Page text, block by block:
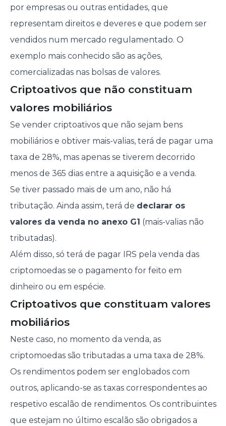
por empresas ou outras entidades, que
representam direitos e deveres e que podem ser
vendidos num mercado regulamentado. O
exemplo mais conhecido são as ações,
comercializadas nas bolsas de valores.
Criptoativos que não constituam
valores mobiliários
Se vender criptoativos que não sejam bens
mobiliários e obtiver mais-valias, terá de pagar uma
taxa de 28%, mas apenas se tiverem decorrido
menos de 365 dias entre a aquisição e a venda.
Se tiver passado mais de um ano, não há
tributação. Ainda assim, terá de declarar os
valores da venda no anexo G1 (mais-valias não
tributadas).
Além disso, só terá de pagar IRS pela venda das
criptomoedas se o pagamento for feito em
dinheiro ou em espécie.
Criptoativos que constituam valores
mobiliários
Neste caso, no momento da venda, as
criptomoedas são tributadas a uma taxa de 28%.
Os rendimentos podem ser englobados com
outros, aplicando-se as taxas correspondentes ao
respetivo escalão de rendimentos. Os contribuintes
que estejam no último escalão são obrigados a